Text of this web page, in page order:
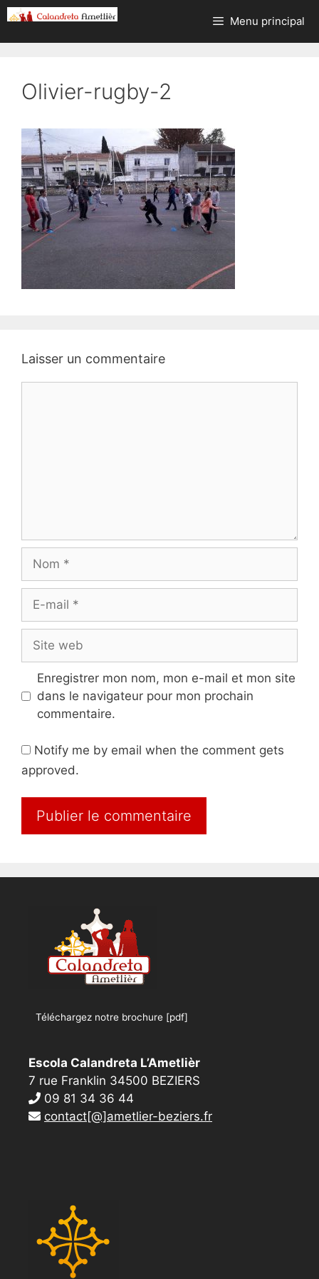
Aller
au
contenu
Menu principal
Olivier-rugby-2
Laisser un commentaire
Nom
Site
web
Enregistrer mon nom, mon e-mail et mon site
dans le navigateur pour mon prochain
commentaire.
Notify me by email when the comment gets
approved.
Téléchargez notre brochure [pdf]
Escola Calandreta L’Ametlièr
7 rue Franklin 34500 BEZIERS
09 81 34 36 44
contact[@]ametlier-beziers.fr